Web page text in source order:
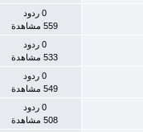
0 ردود
559 مشاهدة
0 ردود
533 مشاهدة
0 ردود
549 مشاهدة
0 ردود
508 مشاهدة